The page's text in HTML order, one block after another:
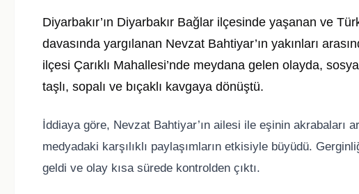
Diyarbakır’ın Diyarbakır Bağlar ilçesinde yaşanan ve
davasında yargılanan Nevzat Bahtiyar’ın yakınları
ilçesi Çarıklı Mahallesi’nde meydana gelen olayda,
taşlı, sopalı ve bıçaklı kavgaya dönüştü.
İddiaya göre, Nevzat Bahtiyar’ın ailesi ile eşinin akrabaları
medyadaki karşılıklı paylaşımların etkisiyle büyüdü.
geldi ve olay kısa sürede kontrolden çıktı.